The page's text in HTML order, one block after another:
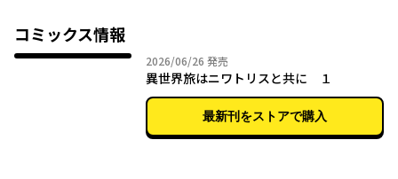
家族の反対を押し切り、三年。
ヒナたちは立派なメスのニワトリスへと成長し、貴重な卵を産む
すると今度は、その卵を兄妹たちに狙われることになってしま
コミックス情報
2026/06/26 2026年06月26日
発売
異世界旅はニワトリスと共に １
最新刊をストアで購入